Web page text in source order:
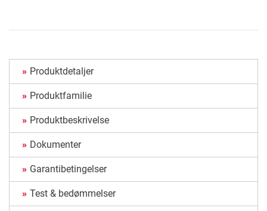
Produktdetaljer
Produktfamilie
Produktbeskrivelse
Dokumenter
Garantibetingelser
Test & bedømmelser